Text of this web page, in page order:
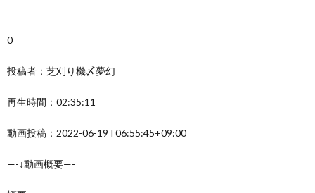
0
投稿者：芝刈り機〆夢幻
再生時間：02:35:11
動画投稿：2022-06-19T06:55:45+09:00
—-↓動画概要—-